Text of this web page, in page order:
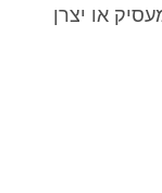
או יצרן